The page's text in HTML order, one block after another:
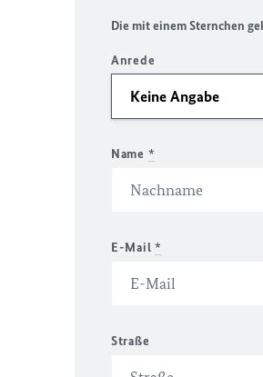
Die mit einem Sternchen
Anrede
Name *
E-Mail *
Straße